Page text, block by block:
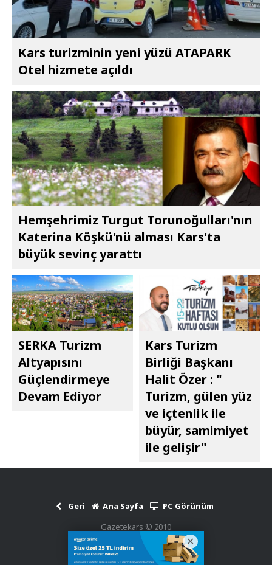
Kars turizminin yeni yüzü ATAPARK
Otel hizmete açıldı
Hemşehrimiz Turgut Torunoğulları'nın
Katerina Köşkü'nü alması Kars'ta
büyük sevinç yarattı
SERKA Turizm
Altyapısını
Güçlendirmeye
Devam Ediyor
Kars Turizm
Birliği Başkanı
Halit Özer : "​​​​​​​
Turizm, gülen yüz
ve içtenlik ile
büyür, samimiyet
ile gelişir"
Geri Ana Sayfa
PC Görünüm
Gazetekars © 2010
Haber Scripti